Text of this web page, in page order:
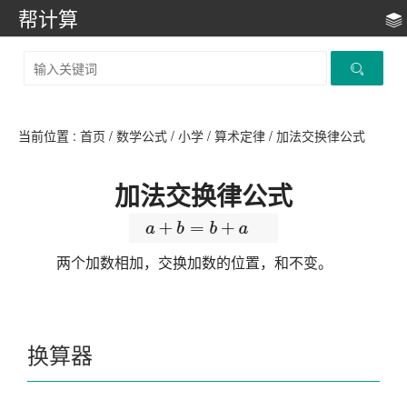
帮计算
当前位置 : 首页 / 数学公式 / 小学 / 算术定律 / 加法交换律公式
加法交换律公式
两个加数相加，交换加数的位置，和不变。
换算器